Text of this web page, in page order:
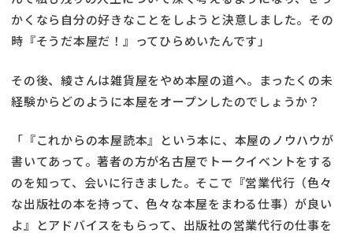
かくなら自分の好きなことをしようと決意しました。その
時『そうだ本屋だ！』ってひらめいたんです」
その後、綾さんは雑貨屋をやめ本屋の道へ。まったくの未
経験からどのように本屋をオープンしたのでしょうか？
「『これからの本屋読本』という本に、本屋のノウハウが
書いてあって。著者の方が名古屋でトークイベントをする
のを知って、会いに行きました。そこで『営業代行（色々
な出版社の本を持って、色々な本屋をまわる仕事）が良い
よ』とアドバイスをもらって、出版社の営業代行の仕事を